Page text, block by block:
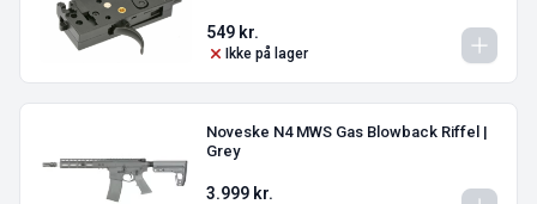
549 kr.
Ikke på lager
Noveske N4 MWS Gas Blowback Riffel |
Grey
3.999 kr.